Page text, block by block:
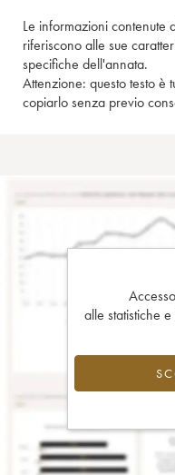
Le informazioni contenute
riferiscono alle sue
specifiche dell'annata.
Attenzione: questo testo è
copiarlo senza previo
alle statistiche